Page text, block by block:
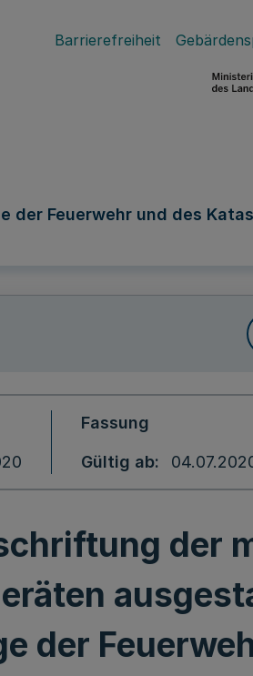
Barrierefreiheit
Feuerwehr und des
Fassung
Gültig ab
der
der